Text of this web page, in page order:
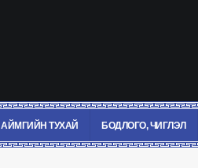
АЙМГИЙН ТУХАЙ БОДЛОГО, ЧИГЛЭЛ